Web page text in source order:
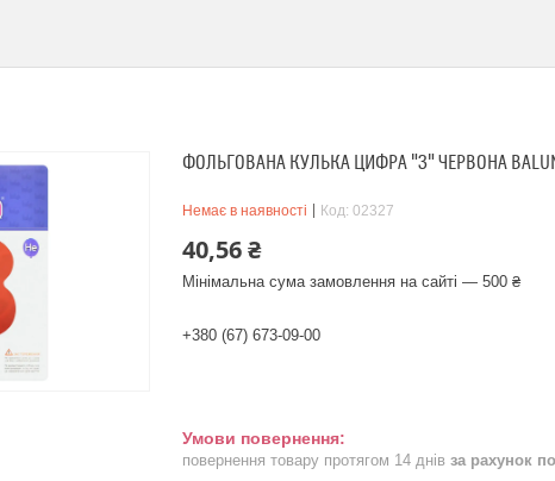
ФОЛЬГОВАНА КУЛЬКА ЦИФРА "3" ЧЕРВОНА
Немає в наявності Код: 02327
40,56 ₴
Мінімальна сума замовлення на сайті — 500 ₴
+380 (67) 673-09-00
повернення товару протягом 14 днів за рахунок